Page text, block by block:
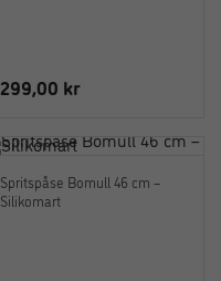
299,00 kr
Spritspåse Bomull 46 cm –
Silikomart